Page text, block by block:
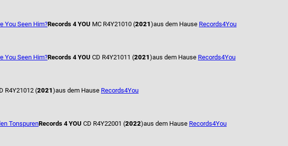
You Seen Him?Records 4 YOU MC R4Y21010 (2021)aus dem Hause Records4You
You Seen Him?Records 4 YOU CD R4Y21011 (2021)aus dem Hause Records4You
R4Y21012 (2021)aus dem Hause Records4You
TonspurenRecords 4 YOU CD R4Y22001 (2022)aus dem Hause Records4You